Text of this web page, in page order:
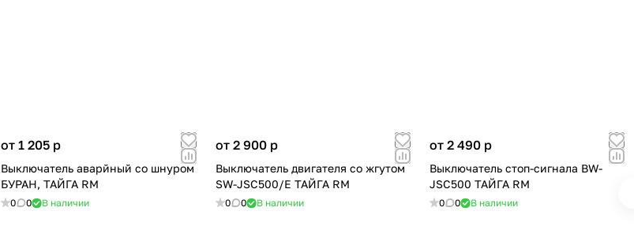
от 1 205 p
Выключатель аварйный со шнуром
БУРАН, ТАЙГА RM
0 0 В наличии
от 2 900 p
Выключатель двигателя со жгутом
SW-JSC500/E ТАЙГА RM
0 0 В наличии
от 2 490 p
Выключатель стоп-сигнала BW-
JSC500 ТАЙГА RM
0 0 В наличии